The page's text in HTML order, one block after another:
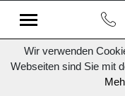
Wir verwenden
Webseiten sind Sie mit